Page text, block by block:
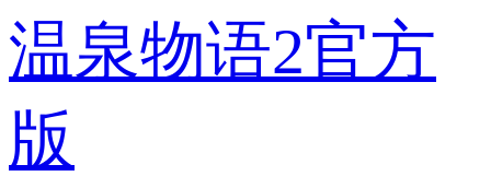
温泉物语2官方
版